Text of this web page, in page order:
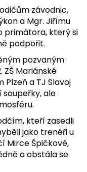
závodnic,
a Mgr. Jiřímu
primátora, který si
podpořit.
pozvaným
ZŠ Mariánské
Plzeň a TJ Slavoj
soupeřky, ale
kteří zasedli
jako trenéři u
Mirce Špičkové,
a obstála se